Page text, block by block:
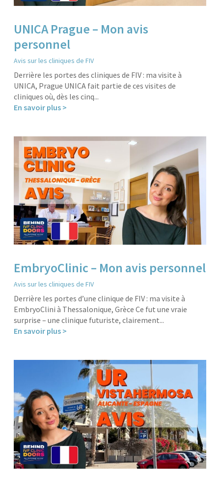
UNICA Prague – Mon avis
personnel
Avis sur les cliniques de FIV
Derrière les portes des cliniques de FIV : ma visite à
UNICA, Prague UNICA fait partie de ces visites de
cliniques où, dès les cinq...
En savoir plus >
EmbryoClinic – Mon avis personnel
Avis sur les cliniques de FIV
Derrière les portes d’une clinique de FIV : ma visite à
EmbryoClini à Thessalonique, Grèce Ce fut une vraie
surprise – une clinique futuriste, clairement...
En savoir plus >